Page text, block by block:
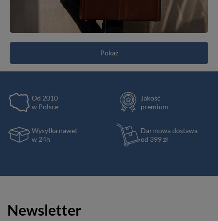
Pokaż
Od 2010
w Polsce
Jakość
premium
Wysyłka nawet
w 24h
Darmowa dostawa
od 399 zł
Newsletter